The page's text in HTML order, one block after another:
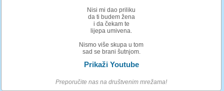
Nisi mi dao priliku
da ti budem žena
i da čekam te
lijepa umivena.
Nismo više skupa u tom
sad se brani šutnjom.
Prikaži Youtube
Preporučite nas na društvenim mrežama!